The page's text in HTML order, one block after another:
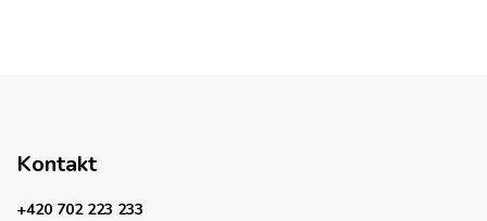
Kontakt
+420 702 223 233